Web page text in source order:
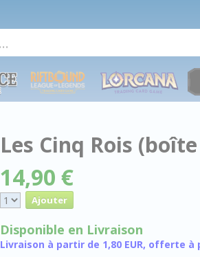
Les Cinq Rois
14,90 €
Disponible en Livraison
Livraison à partir de 1,80 EUR, offerte